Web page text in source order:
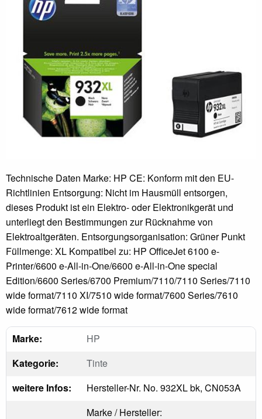
Technische Daten Marke: HP CE: Konform mit den EU-
Richtlinien Entsorgung: Nicht im Hausmüll entsorgen,
dieses Produkt ist ein Elektro- oder Elektronikgerät und
unterliegt den Bestimmungen zur Rücknahme von
Elektroaltgeräten. Entsorgungsorganisation: Grüner Punkt
Füllmenge: XL Kompatibel zu: HP OfficeJet 6100 e-
Printer/6600 e-All-in-One/6600 e-All-in-One special
Edition/6600 Series/6700 Premium/7110/7110 Series/7110
wide format/7110 XI/7510 wide format/7600 Series/7610
wide format/7612 wide format
Marke:
HP
Kategorie:
Tinte
weitere Infos:
Hersteller-Nr. No. 932XL bk, CN053A
Marke / Hersteller: